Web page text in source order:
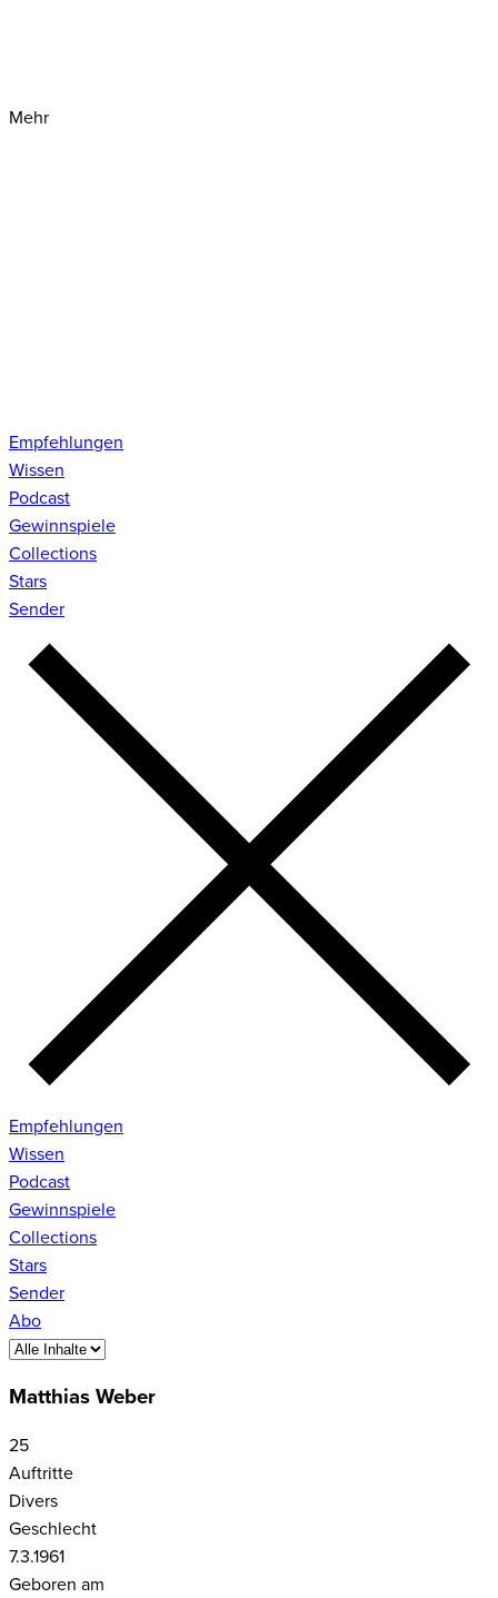
Mehr
Empfehlungen
Wissen
Podcast
Gewinnspiele
Collections
Stars
Sender
Empfehlungen
Wissen
Podcast
Gewinnspiele
Collections
Stars
Sender
Abo
Matthias Weber
25
Auftritte
Divers
Geschlecht
7.3.1961
Geboren am